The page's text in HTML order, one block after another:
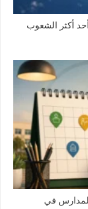
أكثر الشعوب
للمدارس في